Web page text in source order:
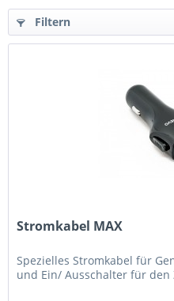
Filtern
Stromkabel MAX
Spezielles Stromkabel für
und Ein/ Ausschalter für